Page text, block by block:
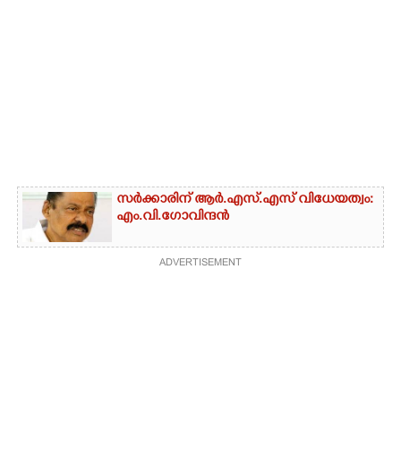
സർക്കാരിന് ആർ.എസ്‌.എസ്‌ വിധേയത്വം:
എം.വി.ഗോവിന്ദൻ
ADVERTISEMENT